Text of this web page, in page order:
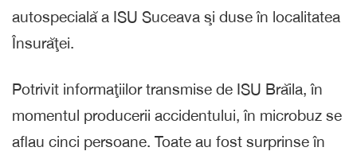
autospecială a ISU Suceava şi duse în localitatea
Însurăţei.
Potrivit informaţiilor transmise de ISU Brăila, în
momentul producerii accidentului, în microbuz se
aflau cinci persoane. Toate au fost surprinse în